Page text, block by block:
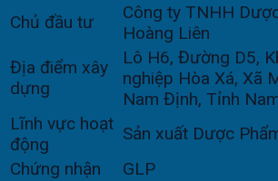
Chủ đầu tư
Công ty TNHH
Hoàng Liên
Địa điểm xây
dựng
Lô H6, Đường D5,
nghiệp Hòa Xá, Xã
Nam Định, Tỉnh
Lĩnh vực hoạt
động
Sản xuất Dược
Chứng nhận
GLP